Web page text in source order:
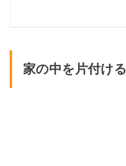
家の中を片付ける